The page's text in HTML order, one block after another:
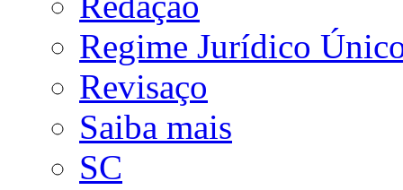
Regime Jurídico
Revisaço
Saiba mais
SC